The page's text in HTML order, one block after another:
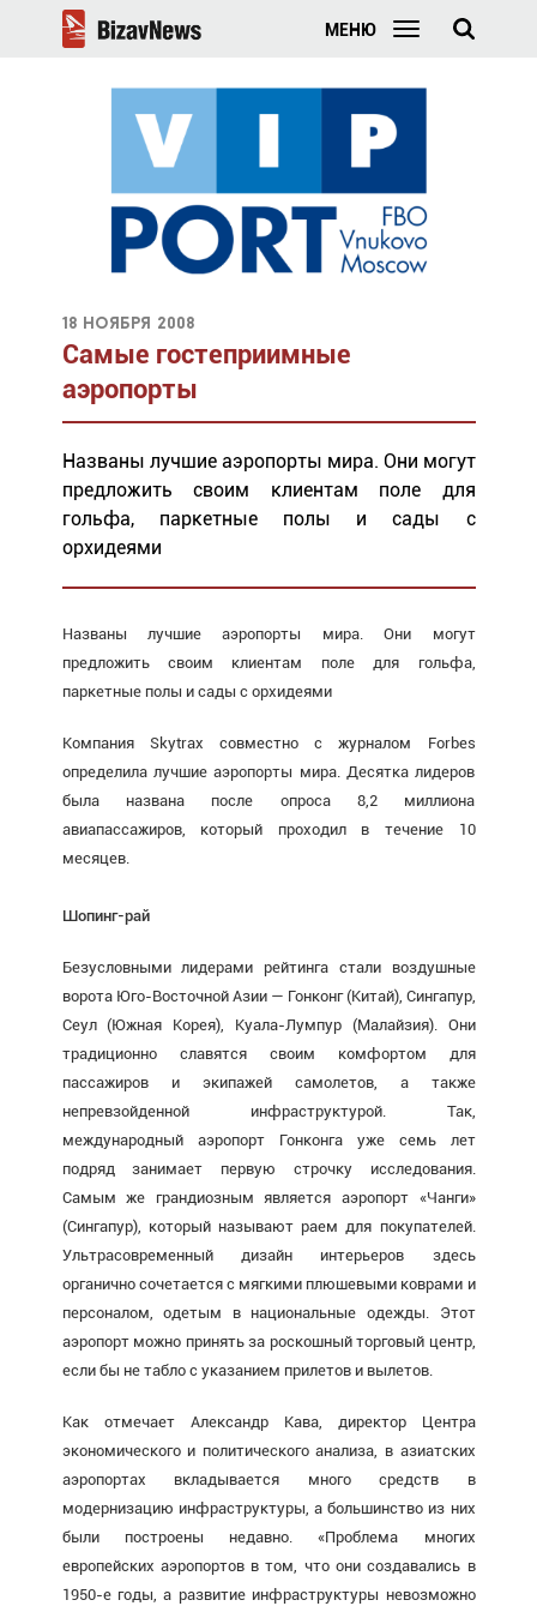
МЕНЮ
18 ноября 2008
Самые гостеприимные
аэропорты
Названы лучшие аэропорты мира. Они могут
предложить своим клиентам поле для
гольфа, паркетные полы и сады с
орхидеями
Названы лучшие аэропорты мира. Они могут
предложить своим клиентам поле для гольфа,
паркетные полы и сады с орхидеями
Компания Skytrax совместно с журналом Forbes
определила лучшие аэропорты мира. Десятка лидеров
была названа после опроса 8,2 миллиона
авиапассажиров, который проходил в течение 10
месяцев.
Шопинг-рай
Безусловными лидерами рейтинга стали воздушные
ворота Юго-Восточной Азии — Гонконг (Китай), Сингапур,
Сеул (Южная Корея), Куала-Лумпур (Малайзия). Они
традиционно славятся своим комфортом для
пассажиров и экипажей самолетов, а также
непревзойденной инфраструктурой. Так,
международный аэропорт Гонконга уже семь лет
подряд занимает первую строчку исследования.
Самым же грандиозным является аэропорт «Чанги»
(Сингапур), который называют раем для покупателей.
Ультрасовременный дизайн интерьеров здесь
органично сочетается с мягкими плюшевыми коврами и
персоналом, одетым в национальные одежды. Этот
аэропорт можно принять за роскошный торговый центр,
если бы не табло с указанием прилетов и вылетов.
Как отмечает Александр Кава, директор Центра
экономического и политического анализа, в азиатских
аэропортах вкладывается много средств в
модернизацию инфраструктуры, а большинство из них
были построены недавно. «Проблема многих
европейских аэропортов в том, что они создавались в
1950-е годы, а развитие инфраструктуры невозможно